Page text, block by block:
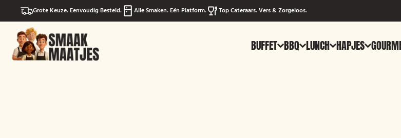
Grote Keuze. Eenvoudig Besteld. Alle Smaken. Eén Platform. Top Cateraars. Vers & Zorgeloos.
BUFFET BBQ LUNCH HAPJES